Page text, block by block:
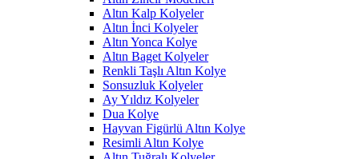
Altın Kalp Kolyeler
Altın İnci Kolyeler
Altın Yonca Kolye
Altın Baget Kolyeler
Renkli Taşlı Altın Kolye
Sonsuzluk Kolyeler
Ay Yıldız Kolyeler
Dua Kolye
Hayvan Figürlü Altın Kolye
Resimli Altın Kolye